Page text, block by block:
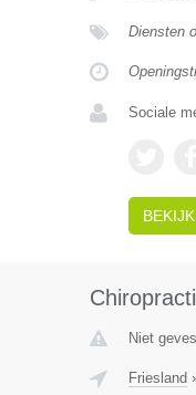
Diensten
Sociale
Niet
Friesland